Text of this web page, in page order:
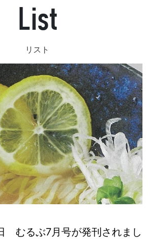
採用情報
List
リスト
むるぶ7月号が発刊されまし